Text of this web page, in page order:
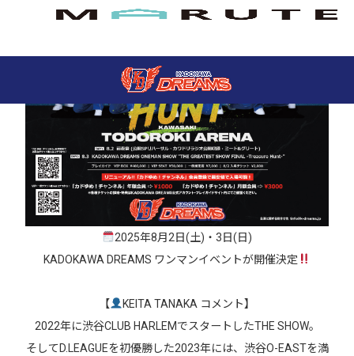
2025年8月2日(土)・3日(日)
KADOKAWA DREAMS ワンマンイベントが開催決定
【
KEITA TANAKA コメント】
2022年に渋谷CLUB HARLEMでスタートしたTHE SHOW。
そしてD.LEAGUEを初優勝した2023年には、渋谷O-EASTを満